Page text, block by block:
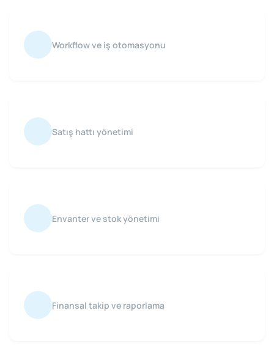
Workflow ve iş otomasyonu
Satış hattı yönetimi
Envanter ve stok yönetimi
Finansal takip ve raporlama